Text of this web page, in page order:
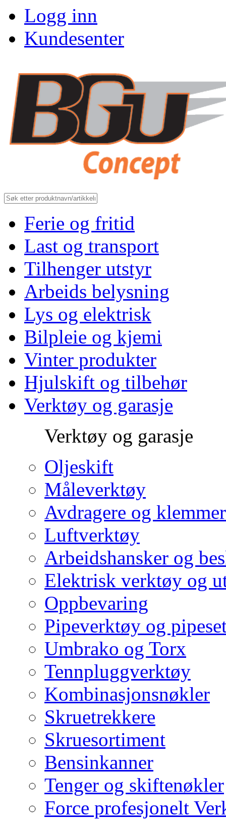
Logg inn
Kundesenter
Ferie og fritid
Last og transport
Tilhenger utstyr
Arbeids belysning
Lys og elektrisk
Bilpleie og kjemi
Vinter produkter
Hjulskift og tilbehør
Verktøy og garasje
Verktøy og garasje
Oljeskift
Måleverktøy
Avdragere og klemmer
Luftverktøy
Arbeidshansker og
Elektrisk verktøy og
Oppbevaring
Pipeverktøy og
Umbrako og Torx
Tennpluggverktøy
Kombinasjonsnøkler
Skruetrekkere
Skruesortiment
Bensinkanner
Tenger og skiftenøkler
Force profesjonelt